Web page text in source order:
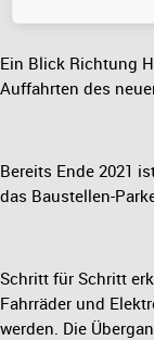
Ein Blick Richtung
Auffahrten des
Bereits Ende 2021
das Baustellen-
Schritt für Schritt
Fahrräder und
werden. Die